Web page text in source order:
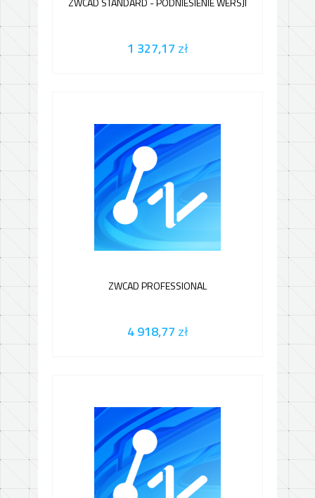
1 327,17 zł
ZWCAD PROFESSIONAL
4 918,77 zł